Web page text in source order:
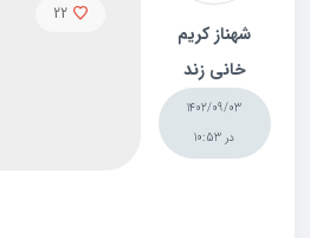
شهناز کریم
خانی زند
1402/09/03
در 10:53
22